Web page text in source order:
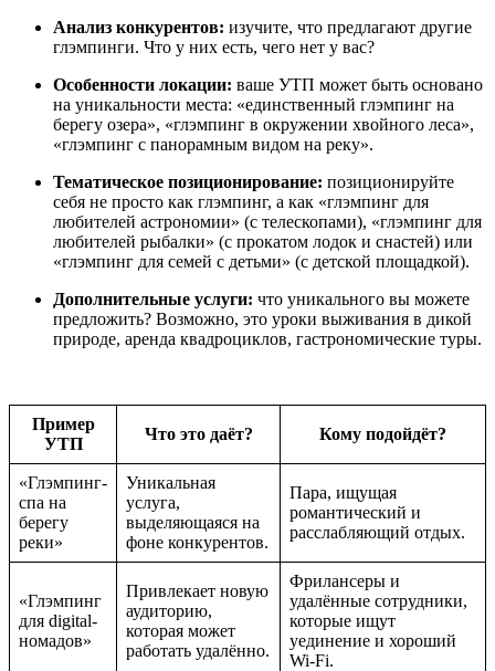
Анализ конкурентов: изучите, что предлагают другие
глэмпинги. Что у них есть, чего нет у вас?
Особенности локации: ваше УТП может быть основано
на уникальности места: «единственный глэмпинг на
берегу озера», «глэмпинг в окружении хвойного леса»,
«глэмпинг с панорамным видом на реку».
Тематическое позиционирование: позиционируйте
себя не просто как глэмпинг, а как «глэмпинг для
любителей астрономии» (с телескопами), «глэмпинг для
любителей рыбалки» (с прокатом лодок и снастей) или
«глэмпинг для семей с детьми» (с детской площадкой).
Дополнительные услуги: что уникального вы можете
предложить? Возможно, это уроки выживания в дикой
природе, аренда квадроциклов, гастрономические туры.
Пример
УТП
Что это даёт? Кому подойдёт?
«Глэмпинг-
спа на
берегу
реки»
Уникальная
услуга,
выделяющаяся на
фоне конкурентов.
Пара, ищущая
романтический и
расслабляющий отдых.
«Глэмпинг
для digital-
номадов»
Привлекает новую
аудиторию,
которая может
работать удалённо.
Фрилансеры и
удалённые сотрудники,
которые ищут
уединение и хороший
Wi-Fi.